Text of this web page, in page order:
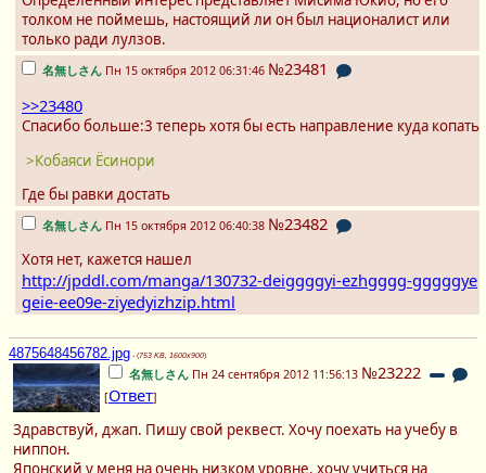
толком не поймешь, настоящий ли он был националист или
только ради лулзов.
名無しさん Пн 15 октября 2012 06:31:46 №23481
>>23480
Спасибо больше:3 теперь хотя бы есть направление куда копать
>Кобаяси Ёсинори
Где бы равки достать
名無しさん Пн 15 октября 2012 06:40:38 №23482
Хотя нет, кажется нашел
http://jpddl.com/manga/130732-deiggggyi-ezhgggg-gggggye
geie-ee09e-ziyedyizhzip.html
4875648456782.jpg - (753 KB, 1600x900)
名無しさん Пн 24 сентября 2012 11:56:13 №23222
[Ответ]
Здравствуй, джап. Пишу свой реквест. Хочу поехать на учебу в
ниппон.
Японский у меня на очень низком уровне, хочу учиться на